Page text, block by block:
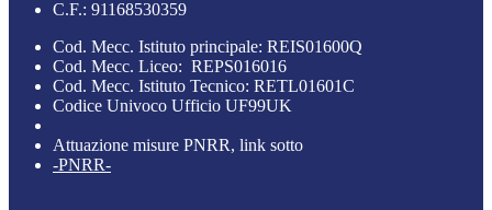
C.F.: 91168530359
Cod. Mecc. Istituto principale: REIS01600Q
Cod. Mecc. Liceo: REPS016016
Cod. Mecc. Istituto Tecnico: RETL01601C
Codice Univoco Ufficio UF99UK
Attuazione misure PNRR, link sotto
-PNRR-